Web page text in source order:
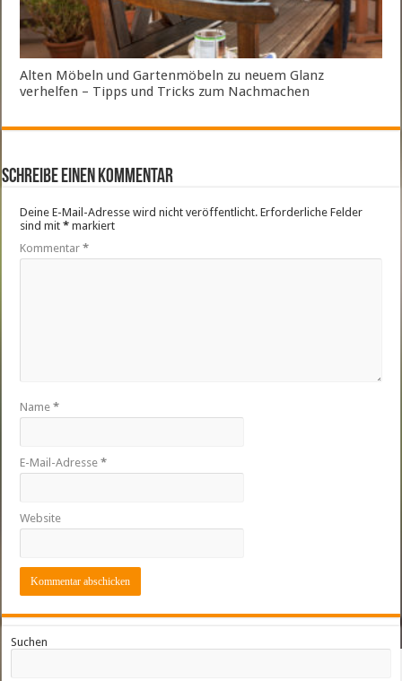
Alten Möbeln und Gartenmöbeln zu neuem Glanz
verhelfen – Tipps und Tricks zum Nachmachen
Schreibe einen Kommentar
Deine E-Mail-Adresse wird nicht veröffentlicht. Erforderliche Felder
sind mit* markiert
Kommentar*
Name*
E-Mail-Adresse*
Website
Suchen